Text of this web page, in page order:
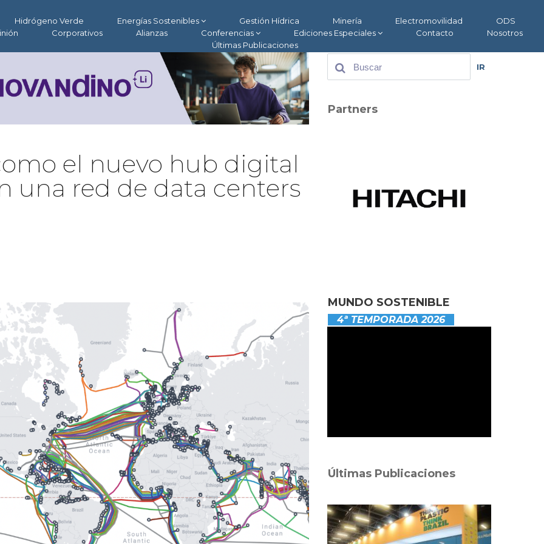
Hidrógeno Verde Energías Sostenibles Gestión Hídrica Minería Electromovilidad
ODS
Corporativos Alianzas Conferencias Ediciones Especiales Contacto
Nosotros
Últimas Publicaciones
el nuevo hub digital
una red de data centers
IR
Partners
MUNDO SOSTENIBLE
4ª TEMPORADA 2026
Últimas Publicaciones